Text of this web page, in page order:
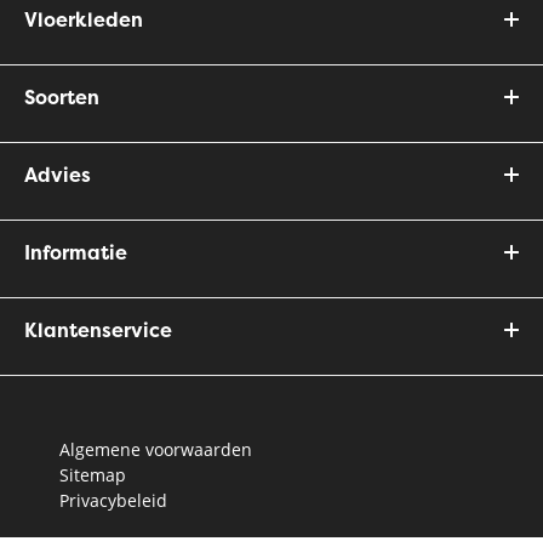
Vloerkleden
Soorten
Advies
Informatie
Klantenservice
Algemene voorwaarden
Sitemap
Privacybeleid